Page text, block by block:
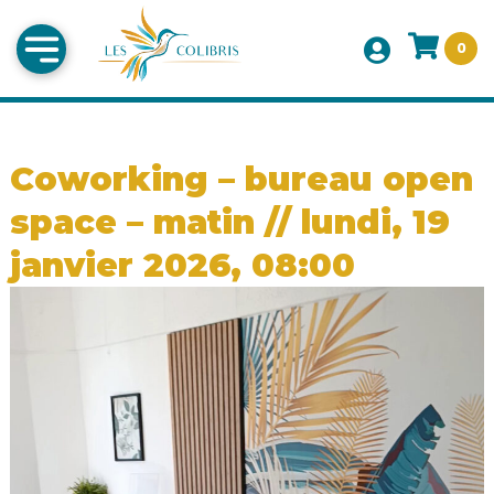
0
Coworking – bureau open
space – matin // lundi, 19
janvier 2026, 08:00